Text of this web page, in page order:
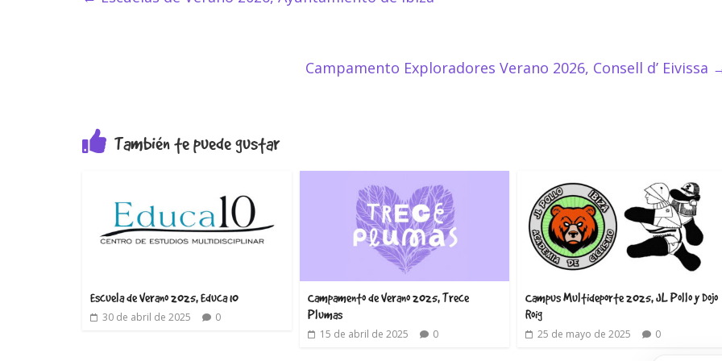
Campamento Exploradores Verano 2026, Consell d’ Eivissa
También te puede gustar
Escuela de Verano 2025, Educa 10
30 de abril de 2025 0
Campamento de Verano 2025, Trece
Plumas
15 de abril de 2025 0
Campus Multideporte 2025, JL Pollo y Dojo
Roig
25 de mayo de 2025 0